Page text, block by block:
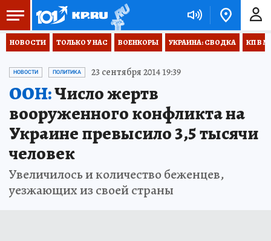
НОВОСТИ ТОЛЬКО У НАС ВОЕНКОРЫ УКРАИНА: СВОДКА КП В
НОВОСТИ ПОЛИТИКА 23 сентября 2014 19:39
ООН:Число жертв
вооруженного конфликта на
Украине превысило 3,5 тысячи
человек
Увеличилось и количество беженцев,
уезжающих из своей страны